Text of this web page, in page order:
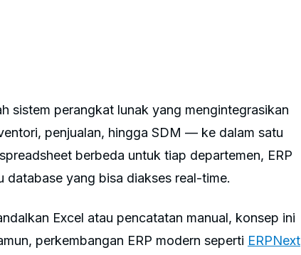
sistem perangkat lunak yang mengintegrasikan
penjualan, hingga SDM — ke dalam satu
berbeda untuk tiap departemen, ERP
database yang bisa diakses real-time.
Excel atau pencatatan manual, konsep ini
perkembangan ERP modern seperti ERPNext